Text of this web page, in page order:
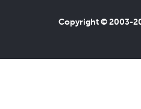
Copyright © 2003-